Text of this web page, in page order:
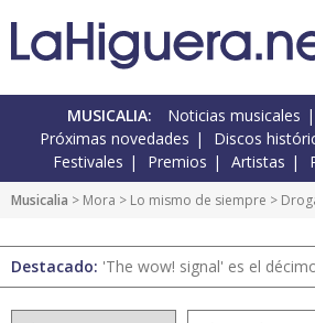
MUSICALIA: Noticias musicales
Próximas novedades
Discos
Festivales
Premios Artistas
Musicalia > Mora > Lo mismo de siempre >
Destacado: 'The wow! signal' es el